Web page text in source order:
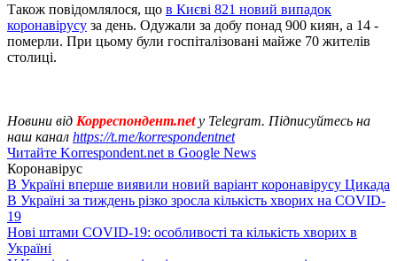
Також повідомлялося, що в Києві 821 новий випадок
коронавірусу за день. Одужали за добу понад 900 киян, а 14 -
померли. При цьому були госпіталізовані майже 70 жителів
столиці.
Новини від Корреспондент.netу Telegram. Підписуйтесь на
наш канал https://t.me/korrespondentnet
Читайте Korrespondent.net в Google News
Коронавірус
В Україні вперше виявили новий варіант коронавірусу Цикада
В Україні за тиждень різко зросла кількість хворих на COVID-
19
Нові штами COVID-19: особливості та кількість хворих в
Україні